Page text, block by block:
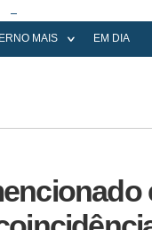
MAIS EM DIA